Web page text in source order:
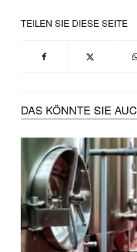
TEILEN SIE DIESE SEITE
DAS KÖNNTE SIE